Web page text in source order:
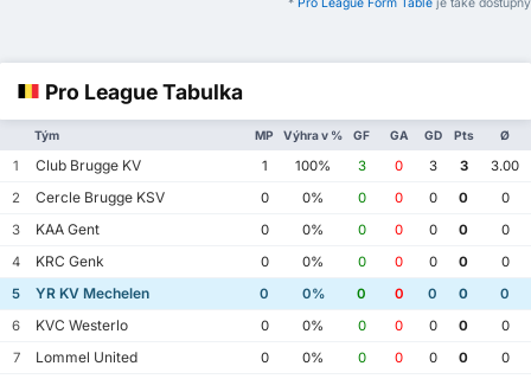
* Pro League Form Table je také dostupný
Pro League Tabulka
Tým MP Výhra v % GF GA GD Pts Ø
1 Club Brugge KV 1 100% 3 0 3 3
3.00
2
Cercle Brugge KSV 0 0% 0 0 0 0
0
3
KAA Gent 0 0% 0 0 0 0
0
4
KRC Genk 0 0% 0 0 0 0
0
5
YR KV Mechelen 0 0% 0 0 0 0
0
6
KVC Westerlo 0 0% 0 0 0 0
0
7
Lommel United 0 0% 0 0 0 0
0